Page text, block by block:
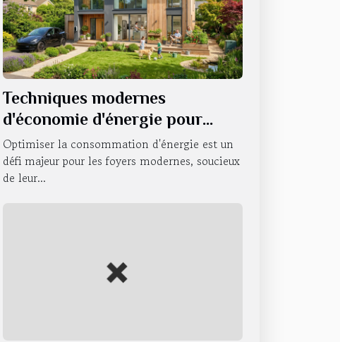
Techniques modernes
d'économie d'énergie pour
foyers
Optimiser la consommation d'énergie est un
défi majeur pour les foyers modernes, soucieux
de leur...